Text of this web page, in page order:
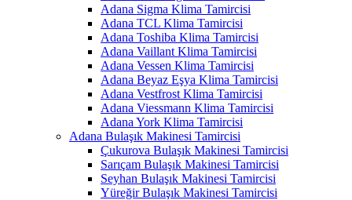
Adana Sigma Klima Tamircisi
Adana TCL Klima Tamircisi
Adana Toshiba Klima Tamircisi
Adana Vaillant Klima Tamircisi
Adana Vessen Klima Tamircisi
Adana Beyaz Eşya Klima Tamircisi
Adana Vestfrost Klima Tamircisi
Adana Viessmann Klima Tamircisi
Adana York Klima Tamircisi
Adana Bulaşık Makinesi Tamircisi
Çukurova Bulaşık Makinesi Tamircisi
Sarıçam Bulaşık Makinesi Tamircisi
Seyhan Bulaşık Makinesi Tamircisi
Yüreğir Bulaşık Makinesi Tamircisi